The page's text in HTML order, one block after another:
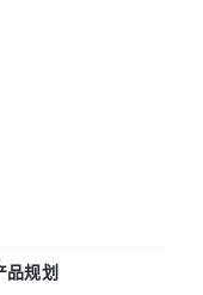
品规划